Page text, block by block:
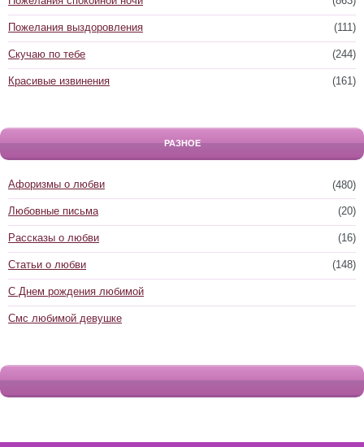
(111)
Пожелания выздоровления
(244)
Скучаю по тебе
(161)
Красивые извинения
РАЗНОЕ
(480)
Афоризмы о любви
(20)
Любовные письма
(16)
Рассказы о любви
(148)
Статьи о любви
С Днем рождения любимой
Смс любимой девушке